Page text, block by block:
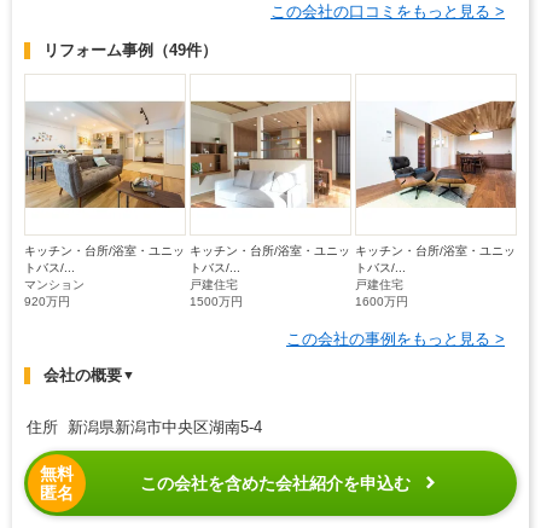
この会社の口コミをもっと見る >
リフォーム事例 （49件）
キッチン・台所/浴室・ユニッ
トバス/...
マンション
920万円
キッチン・台所/浴室・ユニッ
トバス/...
戸建住宅
1500万円
キッチン・台所/浴室・ユニッ
トバス/...
戸建住宅
1600万円
この会社の事例をもっと見る >
会社の概要▼
住所 新潟県新潟市中央区湖南5-4
無料
匿名
この会社を含めた会社紹介を申込む